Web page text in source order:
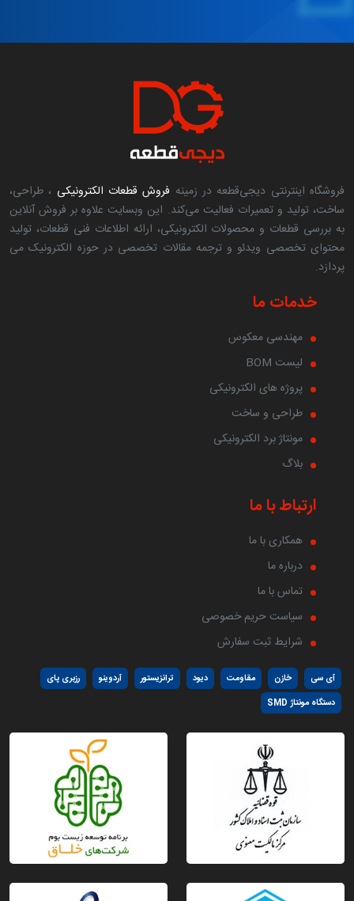
فروشگاه اینترنتی دیجی‌قطعه در زمینه فروش قطعات الکترونیکی ، طراحی،
ساخت، تولید و تعمیرات فعالیت می‌کند. این وبسایت علاوه بر فروش آنلاین
به بررسی قطعات و محصولات الکترونیکی، ارائه اطلاعات فنی قطعات، تولید
محتوای تخصصی ویدئو و ترجمه مقالات تخصصی در حوزه الکترونیک می
پردازد.
خدمات ما
مهندسی معکوس
لیست BOM
پروژه های الکترونیکی
طراحی و ساخت
مونتاژ برد الکترونیکی
بلاگ
ارتباط با ما
همکاری با ما
درباره ما
تماس با ما
سیاست حریم خصوصی
شرایط ثبت سفارش
آی سی خازن مقاومت دیود ترانزیستور آردوینو
رزبری پای
دستگاه مونتاژ SMD